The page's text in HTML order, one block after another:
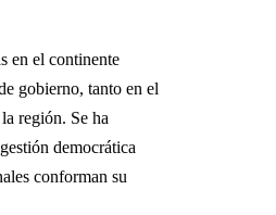
en el continente
gobierno, tanto en el
región. Se ha
democrática
conforman su